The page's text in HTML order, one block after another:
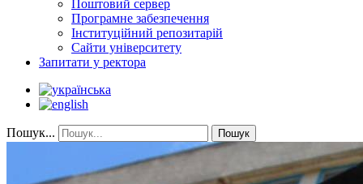
Поштовий сервер
Програмне забезпечення
Інституційний репозитарій
Сайти університету
Запитати у ректора
Пошук... Пошук